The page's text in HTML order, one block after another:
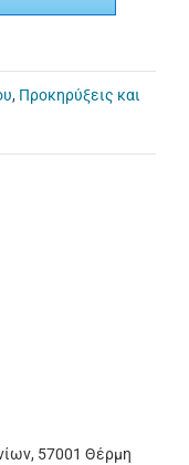
, Προκηρύξεις και
57001 Θέρμη